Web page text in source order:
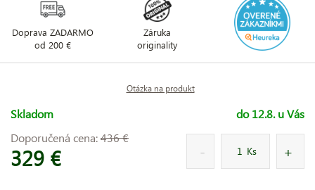
Doprava ZADARMO
od 200 €
Záruka
originality
Otázka na produkt
Skladom
do 12.8. u Vás
Doporučená cena:436 €
329 € Ks